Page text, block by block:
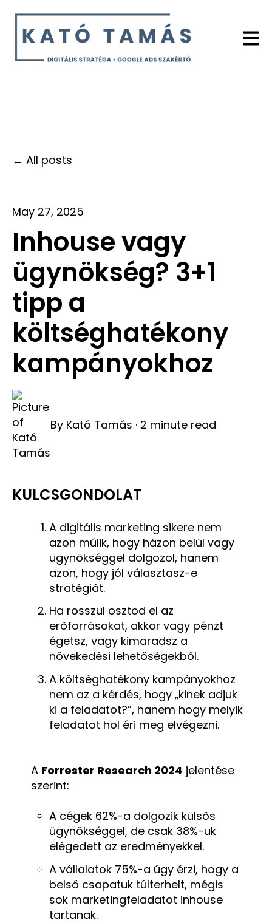
All posts
May 27, 2025
Inhouse vagy
ügynökség? 3+1
tipp a
költséghatékony
kampányokhoz
By Kató Tamás · 2 minute read
KULCSGONDOLAT
A digitális marketing sikere nem
azon múlik, hogy házon belül vagy
ügynökséggel dolgozol, hanem
azon, hogy jól választasz-e
stratégiát.
Ha rosszul osztod el az
erőforrásokat, akkor vagy pénzt
égetsz, vagy kimaradsz a
növekedési lehetőségekből.
A költséghatékony kampányokhoz
nem az a kérdés, hogy „kinek adjuk
ki a feladatot?”, hanem hogy melyik
feladatot hol éri meg elvégezni.
A Forrester Research 2024 jelentése
szerint:
A cégek 62%-a dolgozik külsős
ügynökséggel, de csak 38%-uk
elégedett az eredményekkel.
A vállalatok 75%-a úgy érzi, hogy a
belső csapatuk túlterhelt, mégis
sok marketingfeladatot inhouse
tartanak.